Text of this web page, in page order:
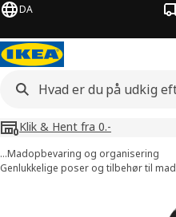
DA
Klik & Hent fra 0.-
…Madopbevaring og organisering
Genlukkelige poser og tilbehør til